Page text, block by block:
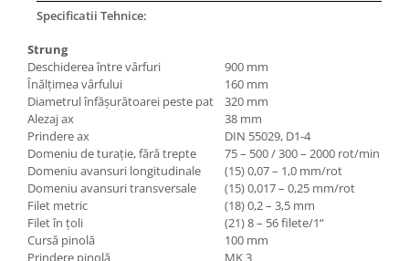
Specificatii Tehnice:
Strung
Deschiderea între vârfuri
900 mm
Înălţimea vârfului
160 mm
Diametrul înfăşurătoarei peste pat
320 mm
Alezaj ax
38 mm
Prindere ax
DIN 55029, D1-4
Domeniu de turaţie, fără trepte
75 – 500 / 300 – 2000 rot/min
Domeniu avansuri longitudinale
(15) 0,07 – 1,0 mm/rot
Domeniu avansuri transversale
(15) 0,017 – 0,25 mm/rot
Filet metric
(18) 0,2 – 3,5 mm
Filet în ţoli
(21) 8 – 56 filete/1“
Cursă pinolă
100 mm